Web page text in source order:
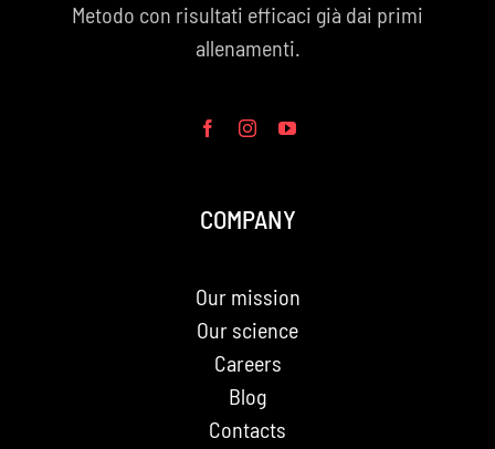
Metodo con risultati efficaci già dai primi
allenamenti.
COMPANY
Our mission
Our science
Careers
Blog
Contacts